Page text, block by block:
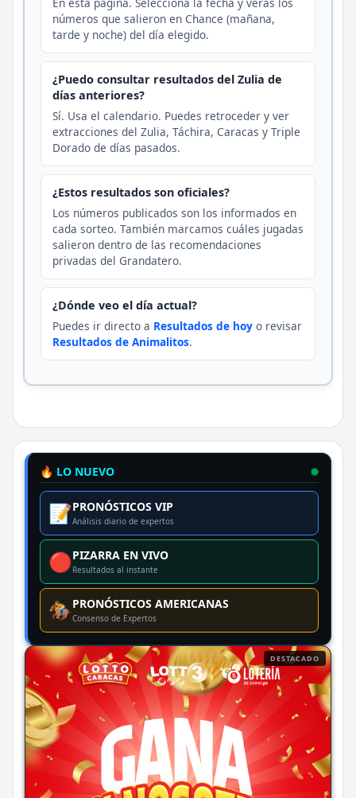
números que salieron en Chance (mañana,
tarde y noche) del día elegido.
¿Puedo consultar resultados del Zulia de
días anteriores?
Sí. Usa el calendario. Puedes retroceder y ver
extracciones del Zulia, Táchira, Caracas y Triple
Dorado de días pasados.
¿Estos resultados son oficiales?
Los números publicados son los informados en
cada sorteo. También marcamos cuáles jugadas
salieron dentro de las recomendaciones
privadas del Grandatero.
¿Dónde veo el día actual?
Puedes ir directo a Resultados de hoy o revisar
Resultados de Animalitos.
🔥 LO NUEVO
📝PRONÓSTICOS VIP
Análisis diario de expertos
🔴PIZARRA EN VIVO
Resultados al instante
🏇PRONÓSTICOS AMERICANAS
Consenso de Expertos
DESTACADO